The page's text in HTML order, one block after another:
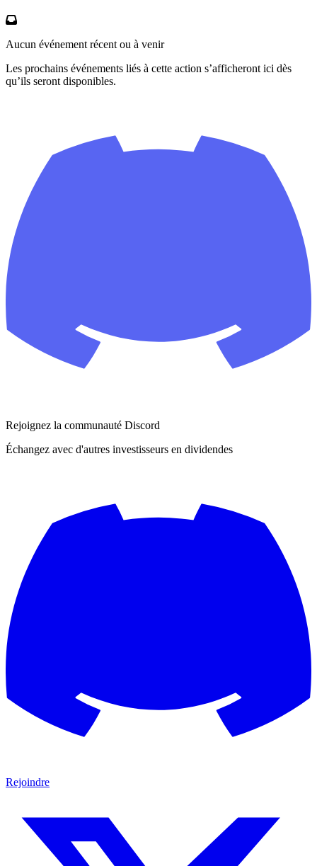
Aucun événement récent ou à venir
Les prochains événements liés à cette action s’afficheront ici dès
qu’ils seront disponibles.
Rejoignez la communauté Discord
Échangez avec d'autres investisseurs en dividendes
Rejoindre